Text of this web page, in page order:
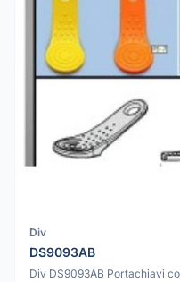
Div
DS9093AB
Div DS9093AB Portachiavi